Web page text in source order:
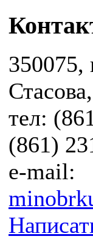
350075,
тел:
(861)
e-mail: